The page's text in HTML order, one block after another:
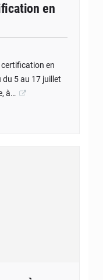
en
en
du 5 au 17 juillet
à…